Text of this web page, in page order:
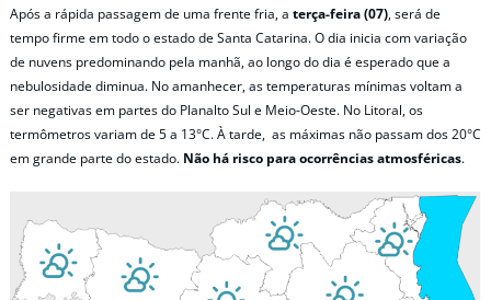
Após a rápida passagem de uma frente fria, a terça-feira (07), será de
tempo firme em todo o estado de Santa Catarina. O dia inicia com variação
de nuvens predominando pela manhã, ao longo do dia é esperado que a
nebulosidade diminua. No amanhecer, as temperaturas mínimas voltam a
ser negativas em partes do Planalto Sul e Meio-Oeste. No Litoral, os
termômetros variam de 5 a 13°C. À tarde, as máximas não passam dos 20°C
em grande parte do estado. Não há risco para ocorrências atmosféricas.